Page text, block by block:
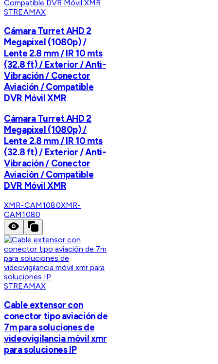
STREAMAX
Cámara Turret AHD 2
Megapixel (1080p) /
Lente 2.8 mm / IR 10 mts
(32.8 ft) / Exterior / Anti-
Vibración / Conector
Aviación / Compatible
DVR Móvil XMR
Cámara Turret AHD 2
Megapixel (1080p) /
Lente 2.8 mm / IR 10 mts
(32.8 ft) / Exterior / Anti-
Vibración / Conector
Aviación / Compatible
DVR Móvil XMR
XMR-CAM1080XMR-
CAM1080
STREAMAX
Cable extensor con
conector tipo aviación de
7m para soluciones de
videovigilancia móvil xmr
para soluciones IP